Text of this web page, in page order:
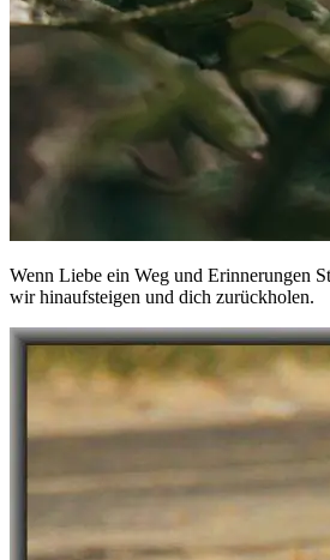
Wenn Liebe ein Weg und Erinnerungen
wir hinaufsteigen und dich zurückholen.